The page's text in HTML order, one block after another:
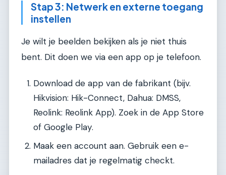
Stap 3: Netwerk en externe toegang
instellen
Je wilt je beelden bekijken als je niet thuis
bent. Dit doen we via een app op je telefoon.
Download de app van de fabrikant (bijv.
Hikvision: Hik-Connect, Dahua: DMSS,
Reolink: Reolink App). Zoek in de App Store
of Google Play.
Maak een account aan. Gebruik een e-
mailadres dat je regelmatig checkt.